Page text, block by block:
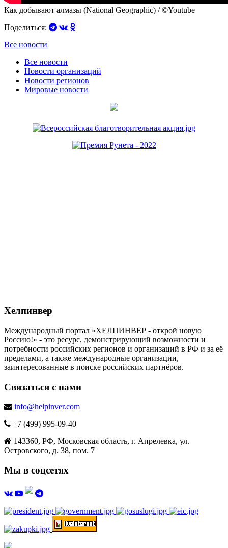
Как добывают алмазы (National Geographic) / ©Youtube
Поделиться:
Все новости
Все новости
Новости организаций
Новости регионов
Мировые новости
Хелпинвер
Международный портал «ХЕЛПИНВЕР - открой новую
Россию!» - это ресурс, демонстрирующий возможности и
потребности российских регионов и организаций в РФ и за её
пределами, а также международные организации,
заинтересованные в поиске российских партнёров.
Связаться с нами
info@helpinver.com
+7 (499) 995-09-40
143360, РФ, Московская область, г. Апрелевка, ул.
Островского, д. 38, пом. 7
Мы в соцсетях